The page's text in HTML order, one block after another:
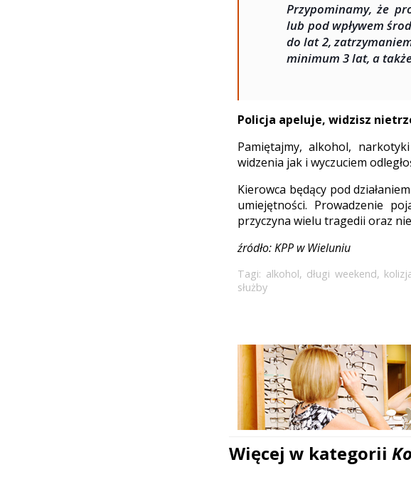
Przypominamy, że
lub pod wpływem
do lat 2,
minimum 3 lat, a
Policja apeluje, widzisz
Pamiętajmy, alkohol,
widzenia jak i wyczuciem
Kierowca będący pod
umiejętności. Prowadzenie
przyczyna wielu tragedii oraz
źródło: KPP w Wieluniu
Tagi: alkohol, długi weekend,
służby
Więcej w kategorii